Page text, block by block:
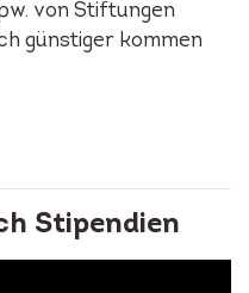
von Stiftungen
günstiger kommen
Stipendien